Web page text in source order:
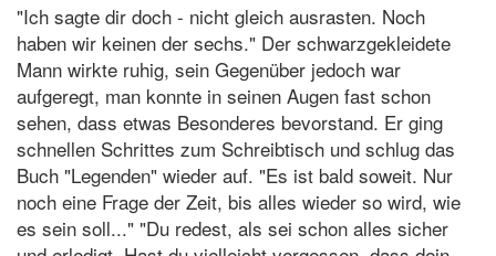
"Ich sagte dir doch - nicht gleich ausrasten. Noch
haben wir keinen der sechs." Der schwarzgekleidete
Mann wirkte ruhig, sein Gegenüber jedoch war
aufgeregt, man konnte in seinen Augen fast schon
sehen, dass etwas Besonderes bevorstand. Er ging
schnellen Schrittes zum Schreibtisch und schlug das
Buch "Legenden" wieder auf. "Es ist bald soweit. Nur
noch eine Frage der Zeit, bis alles wieder so wird, wie
es sein soll..." "Du redest, als sei schon alles sicher